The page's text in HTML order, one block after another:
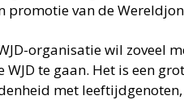
promotie van de
organisatie wil zoveel
WJD te gaan. Het is een
met